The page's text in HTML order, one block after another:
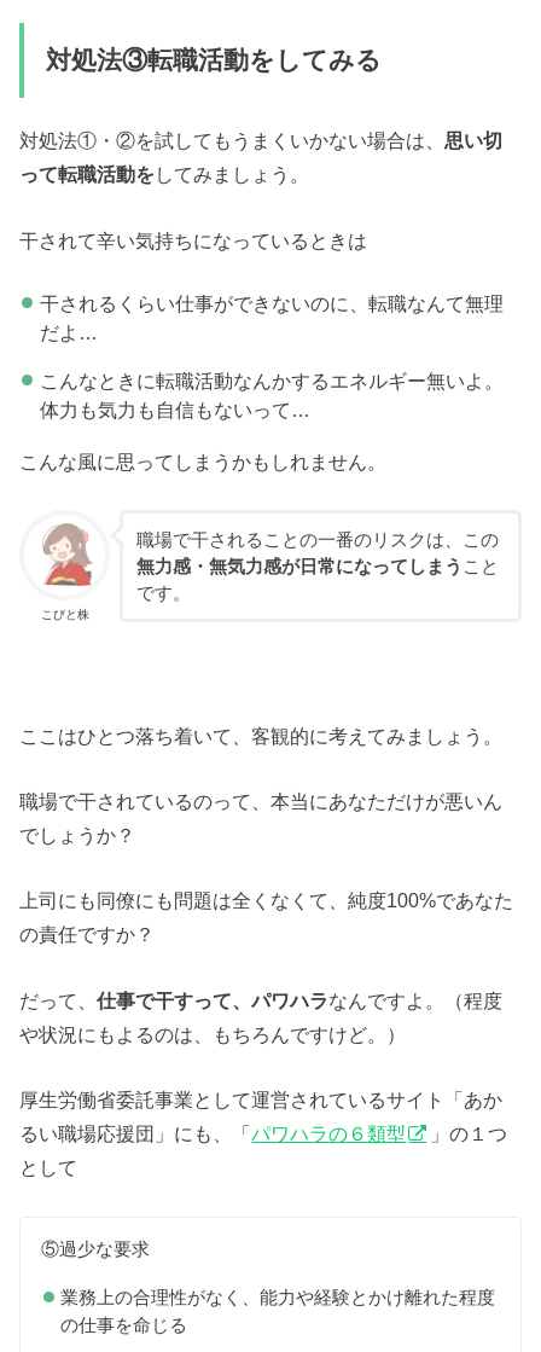
対処法③転職活動をしてみる
対処法①・②を試してもうまくいかない場合は、思い切
って転職活動を してみましょう。
干されて辛い気持ちになっているときは
干されるくらい仕事ができないのに、転職なんて無理
だよ…
こんなときに転職活動なんかするエネルギー無いよ。
体力も気力も自信もないって…
こんな風に思ってしまうかもしれません。
こびと株
職場で干されることの一番のリスクは、この
無力感・無気力感が日常になってしまう こと
です。
ここはひとつ落ち着いて、客観的に考えてみましょう。
職場で干されているのって、本当にあなただけが悪いん
でしょうか？
上司にも同僚にも問題は全くなくて、純度100%であなた
の責任ですか？
だって、仕事で干すって、パワハラなんですよ。（程度
や状況にもよるのは、もちろんですけど。）
厚生労働省委託事業として運営されているサイト「あか
るい職場応援団」にも、「パワハラの６類型
」の１つ
として
⑤過少な要求
業務上の合理性がなく、能力や経験とかけ離れた程度
の仕事を命じる